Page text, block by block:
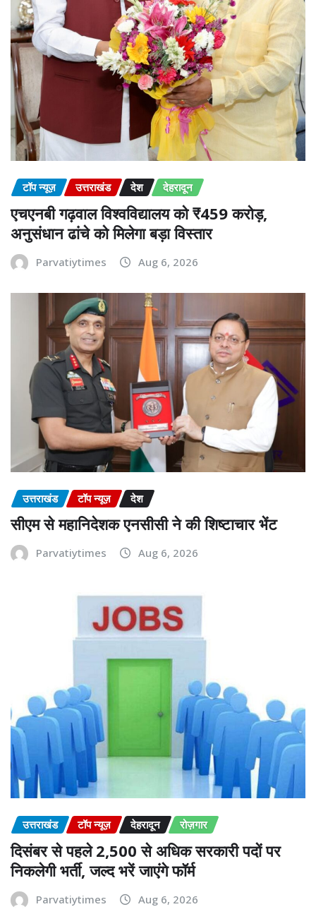
टॉप न्यूज़ उत्तराखंड देश देहरादून
एचएनबी गढ़वाल विश्वविद्यालय को ₹459 करोड़,
अनुसंधान ढांचे को मिलेगा बड़ा विस्तार
Parvatiytimes Aug 6, 2026
उत्तराखंड टॉप न्यूज़ देश
सीएम से महानिदेशक एनसीसी ने की शिष्टाचार भेंट
Parvatiytimes Aug 6, 2026
उत्तराखंड टॉप न्यूज़ देहरादून रोज़गार
दिसंबर से पहले 2,500 से अधिक सरकारी पदों पर
निकलेगी भर्ती, जल्द भरें जाएंगे फॉर्म
Parvatiytimes Aug 6, 2026